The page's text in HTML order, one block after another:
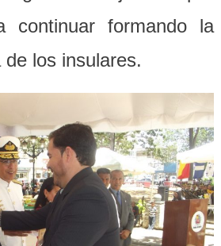
continuar formando la
los insulares.